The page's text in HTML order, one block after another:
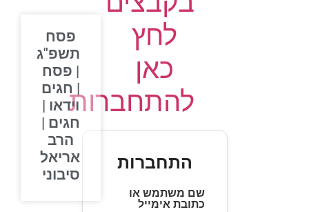
לחץ
כאן
להתחברות
התחברות
שם משתמש או
כתובת אימייל
פסח
תשפ"ג
| פסח
| חגים
וידאו |
חגים |
הרב
אריאל
סיבוני